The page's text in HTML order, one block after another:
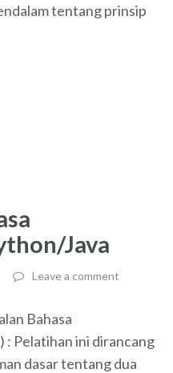
tentang prinsip
Java
Leave a comment
Bahasa
: Pelatihan ini dirancang
dasar tentang dua